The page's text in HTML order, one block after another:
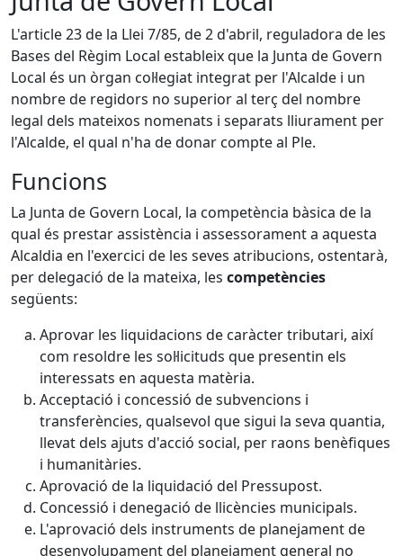
L'article 23 de la Llei 7/85, de 2 d'abril, reguladora de les
Bases del Règim Local estableix que la Junta de Govern
Local és un òrgan col·legiat integrat per l'Alcalde i un
nombre de regidors no superior al terç del nombre
legal dels mateixos nomenats i separats lliurament per
l'Alcalde, el qual n'ha de donar compte al Ple.
Funcions
La Junta de Govern Local, la competència bàsica de la
qual és prestar assistència i assessorament a aquesta
Alcaldia en l'exercici de les seves atribucions, ostentarà,
per delegació de la mateixa, les competències
següents:
Aprovar les liquidacions de caràcter tributari, així
com resoldre les sol·licituds que presentin els
interessats en aquesta matèria.
Acceptació i concessió de subvencions i
transferències, qualsevol que sigui la seva quantia,
llevat dels ajuts d'acció social, per raons benèfiques
i humanitàries.
Aprovació de la liquidació del Pressupost.
Concessió i denegació de llicències municipals.
L'aprovació dels instruments de planejament de
desenvolupament del planejament general no